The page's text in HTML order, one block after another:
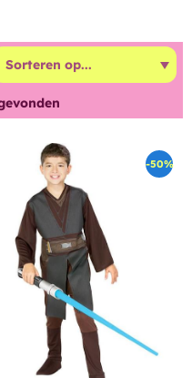
-50%